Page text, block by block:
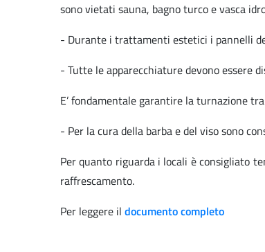
sono vietati sauna, bagno turco e vasca
- Durante i trattamenti estetici i pannelli
- Tutte le apparecchiature devono essere
E’ fondamentale garantire la turnazione
- Per la cura della barba e del viso sono
Per quanto riguarda i locali è consigliato
raffrescamento.
Per leggere il documento completo